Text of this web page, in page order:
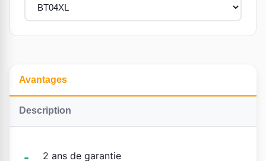
Avantages
Description
2 ans de garantie